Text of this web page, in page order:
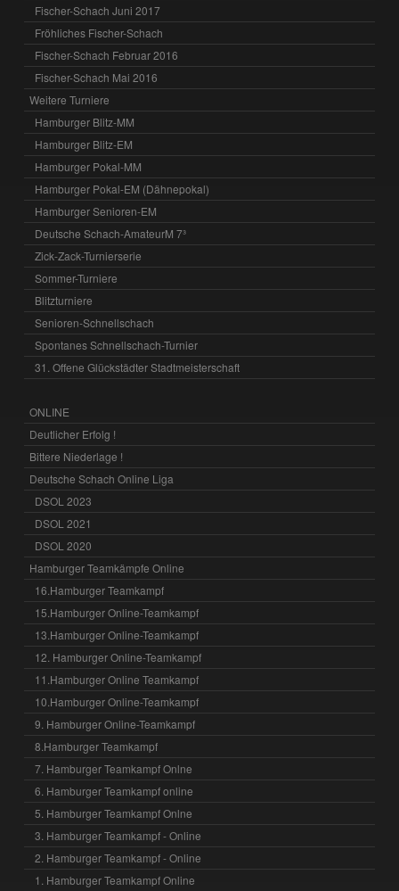
Fischer-Schach Juni 2017
Fröhliches Fischer-Schach
Fischer-Schach Februar 2016
Fischer-Schach Mai 2016
Weitere Turniere
Hamburger Blitz-MM
Hamburger Blitz-EM
Hamburger Pokal-MM
Hamburger Pokal-EM (Dähnepokal)
Hamburger Senioren-EM
Deutsche Schach-AmateurM 7³
Zick-Zack-Turnierserie
Sommer-Turniere
Blitzturniere
Senioren-Schnellschach
Spontanes Schnellschach-Turnier
31. Offene Glückstädter Stadtmeisterschaft
ONLINE
Deutlicher Erfolg !
Bittere Niederlage !
Deutsche Schach Online Liga
DSOL 2023
DSOL 2021
DSOL 2020
Hamburger Teamkämpfe Online
16.Hamburger Teamkampf
15.Hamburger Online-Teamkampf
13.Hamburger Online-Teamkampf
12. Hamburger Online-Teamkampf
11.Hamburger Online Teamkampf
10.Hamburger Online-Teamkampf
9. Hamburger Online-Teamkampf
8.Hamburger Teamkampf
7. Hamburger Teamkampf Onlne
6. Hamburger Teamkampf online
5. Hamburger Teamkampf Onlne
3. Hamburger Teamkampf - Online
2. Hamburger Teamkampf - Online
1. Hamburger Teamkampf Online